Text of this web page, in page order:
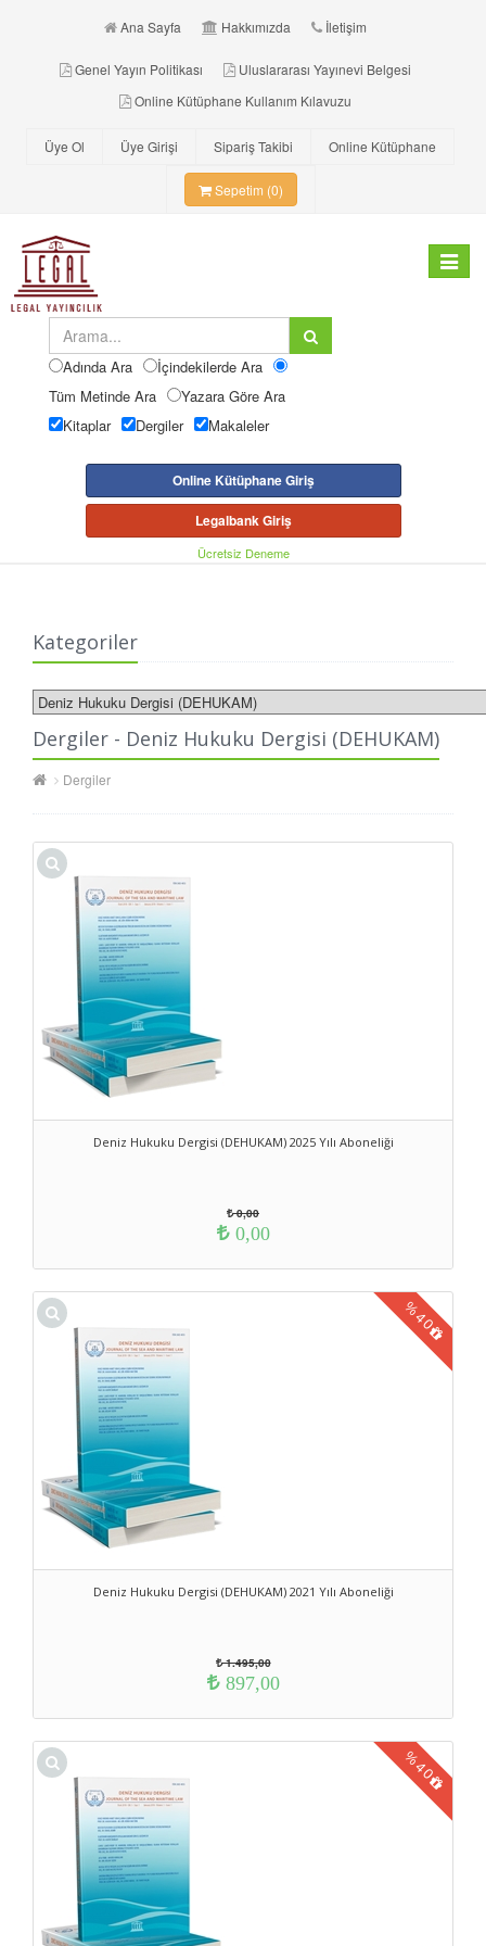
Ana Sayfa Hakkımızda İletişim
Genel Yayın Politikası
Uluslararası Yayınevi Belgesi
Online Kütüphane Kullanım Kılavuzu
Üye Ol Üye Girişi Sipariş Takibi Online Kütüphane
Sepetim (0)
Toggle
Adında Ara
İçindekilerde Ara
Tüm Metinde Ara
Yazara Göre Ara
Kitaplar
Dergiler Makaleler
Online Kütüphane Giriş
Legalbank Giriş
Ücretsiz Deneme
Kategoriler
Dergiler - Deniz Hukuku Dergisi (DEHUKAM)
Dergiler
Deniz Hukuku Dergisi (DEHUKAM) 2025 Yılı Aboneliği
0,00
0,00
Deniz Hukuku Dergisi (DEHUKAM) 2021 Yılı Aboneliği
%40
1.495,00
897,00
%40